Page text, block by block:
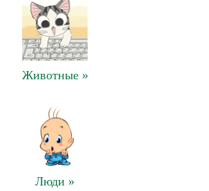
Животные »
Люди »